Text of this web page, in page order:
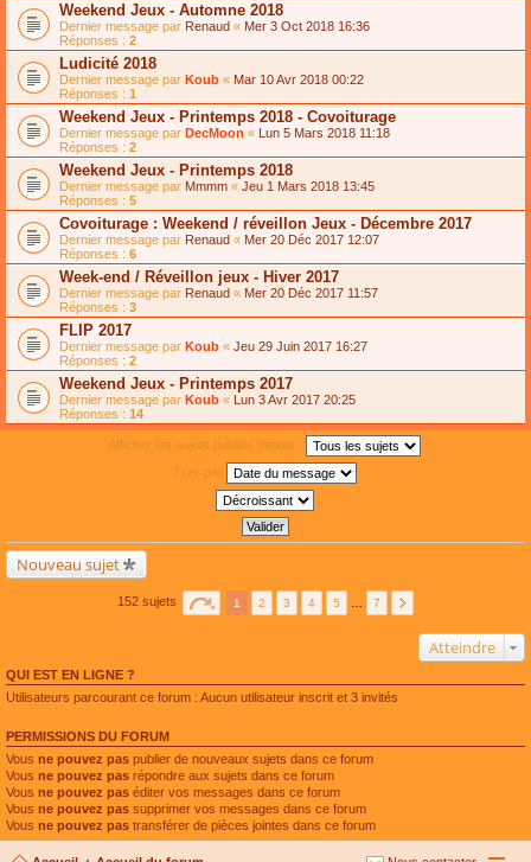
Weekend Jeux - Automne 2018
Dernier message par Renaud « Mer 3 Oct 2018 16:36
Réponses : 2
Ludicité 2018
Dernier message par Koub « Mar 10 Avr 2018 00:22
Réponses : 1
Weekend Jeux - Printemps 2018 - Covoiturage
Dernier message par DecMoon « Lun 5 Mars 2018 11:18
Réponses : 2
Weekend Jeux - Printemps 2018
Dernier message par Mmmm « Jeu 1 Mars 2018 13:45
Réponses : 5
Covoiturage : Weekend / réveillon Jeux - Décembre 2017
Dernier message par Renaud « Mer 20 Déc 2017 12:07
Réponses : 6
Week-end / Réveillon jeux - Hiver 2017
Dernier message par Renaud « Mer 20 Déc 2017 11:57
Réponses : 3
FLIP 2017
Dernier message par Koub « Jeu 29 Juin 2017 16:27
Réponses : 2
Weekend Jeux - Printemps 2017
Dernier message par Koub « Lun 3 Avr 2017 20:25
Réponses : 14
Afficher les sujets publiés depuis :
Trier par
Nouveau sujet
152 sujets 1 2 3 4 5 7
Atteindre
QUI EST EN LIGNE ?
Utilisateurs parcourant ce forum : Aucun utilisateur inscrit et 3 invités
PERMISSIONS DU FORUM
Vous ne pouvez pas publier de nouveaux sujets dans ce forum
Vous ne pouvez pas répondre aux sujets dans ce forum
Vous ne pouvez pas éditer vos messages dans ce forum
Vous ne pouvez pas supprimer vos messages dans ce forum
Vous ne pouvez pas transférer de pièces jointes dans ce forum